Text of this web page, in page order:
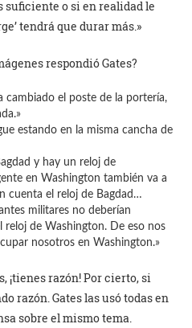
suficiente o si en realidad le
tendrá que durar más.»
respondió Gates?
cambiado el poste de la portería,
estando en la misma cancha de
y hay un reloj de
en Washington también va a
cuenta el reloj de Bagdad…
militares no deberían
reloj de Washington. De eso nos
nosotros en Washington.»
razón! Por cierto, si
razón. Gates las usó todas en
sobre el mismo tema.